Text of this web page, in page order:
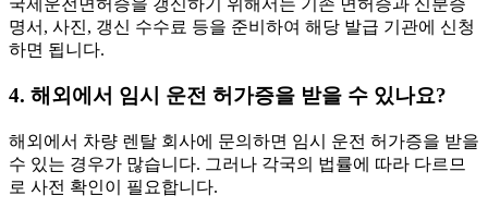
명서, 사진, 갱신 수수료 등을 준비하여 해당 발급 기관에 신청
하면 됩니다.
4. 해외에서 임시 운전 허가증을 받을 수 있나요?
해외에서 차량 렌탈 회사에 문의하면 임시 운전 허가증을 받을
수 있는 경우가 많습니다. 그러나 각국의 법률에 따라 다르므
로 사전 확인이 필요합니다.